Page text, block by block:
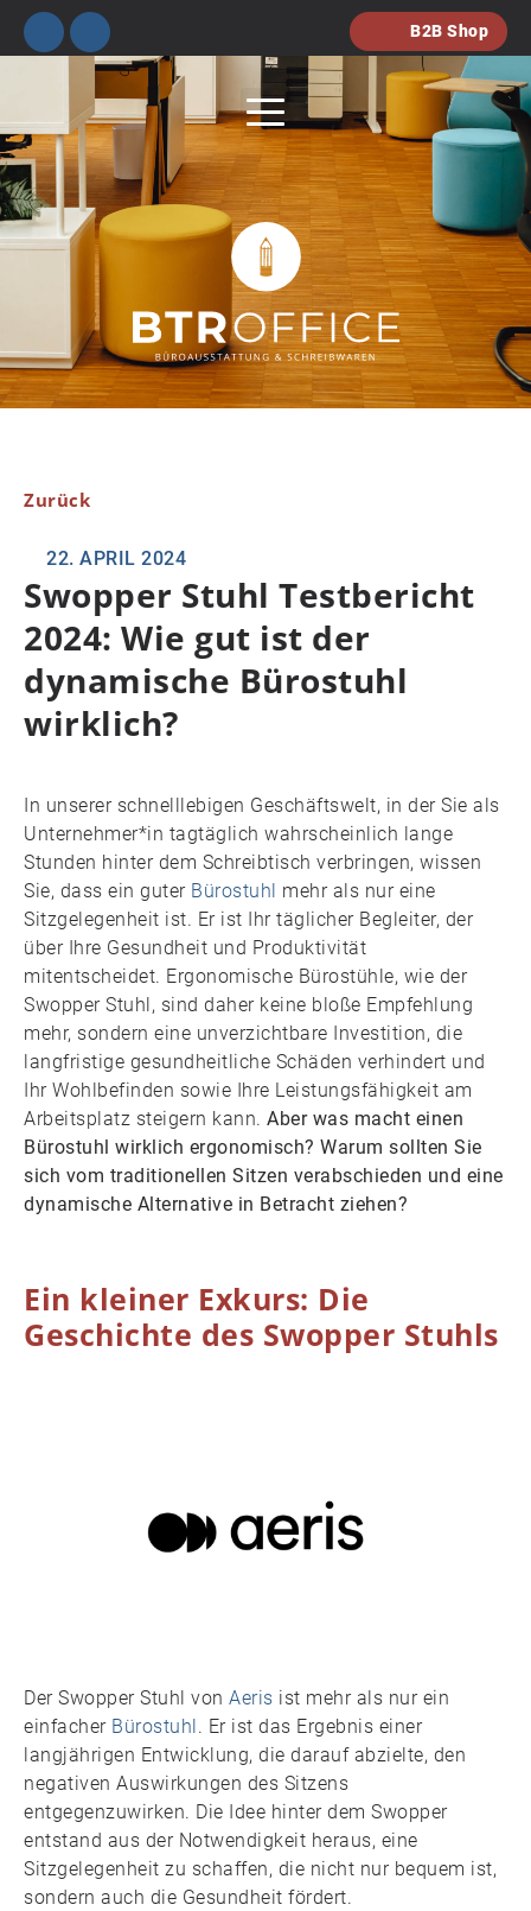
B2B Shop
Zurück
22. APRIL 2024
Swopper Stuhl Testbericht
2024: Wie gut ist der
dynamische Bürostuhl
wirklich?
In unserer schnelllebigen Geschäftswelt, in der Sie als
Unternehmer*in tagtäglich wahrscheinlich lange
Stunden hinter dem Schreibtisch verbringen, wissen
Sie, dass ein guter Bürostuhl mehr als nur eine
Sitzgelegenheit ist. Er ist Ihr täglicher Begleiter, der
über Ihre Gesundheit und Produktivität
mitentscheidet. Ergonomische Bürostühle, wie der
Swopper Stuhl, sind daher keine bloße Empfehlung
mehr, sondern eine unverzichtbare Investition, die
langfristige gesundheitliche Schäden verhindert und
Ihr Wohlbefinden sowie Ihre Leistungsfähigkeit am
Arbeitsplatz steigern kann. Aber was macht einen
Bürostuhl wirklich ergonomisch? Warum sollten Sie
sich vom traditionellen Sitzen verabschieden und eine
dynamische Alternative in Betracht ziehen?
Ein kleiner Exkurs: Die
Geschichte des Swopper Stuhls
Der Swopper Stuhl von Aeris ist mehr als nur ein
einfacher Bürostuhl. Er ist das Ergebnis einer
langjährigen Entwicklung, die darauf abzielte, den
negativen Auswirkungen des Sitzens
entgegenzuwirken. Die Idee hinter dem Swopper
entstand aus der Notwendigkeit heraus, eine
Sitzgelegenheit zu schaffen, die nicht nur bequem ist,
sondern auch die Gesundheit fördert.